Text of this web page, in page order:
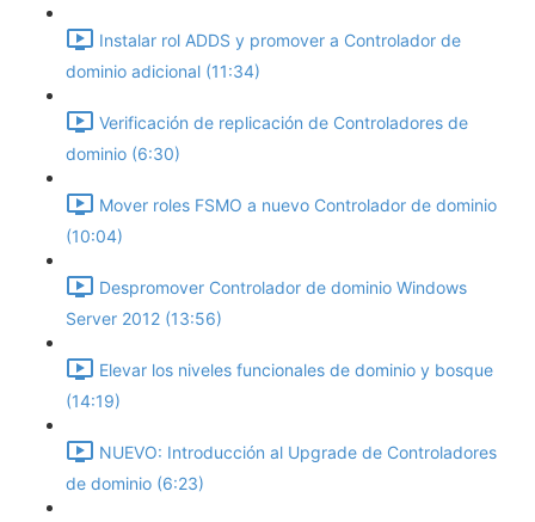
Instalar rol ADDS y promover a Controlador de
dominio adicional (11:34)
Verificación de replicación de Controladores de
dominio (6:30)
Mover roles FSMO a nuevo Controlador de dominio
(10:04)
Despromover Controlador de dominio Windows
Server 2012 (13:56)
Elevar los niveles funcionales de dominio y bosque
(14:19)
NUEVO: Introducción al Upgrade de Controladores
de dominio (6:23)